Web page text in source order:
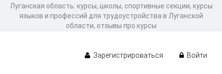
Луганская область: курсы, школы, спортивные секции, курсы
языков и профессий для трудоустройства в Луганской
области, отзывы про курсы
Зарегистрироваться Войти